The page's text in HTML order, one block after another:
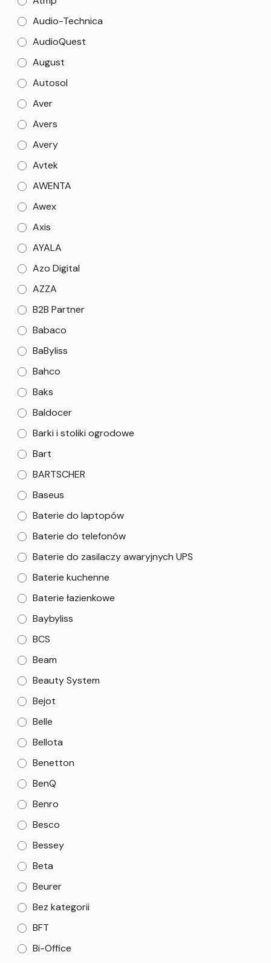
Audio-Technica
AudioQuest
August
Autosol
Aver
Avers
Avery
Avtek
AWENTA
Awex
Axis
AYALA
Azo Digital
AZZA
B2B Partner
Babaco
BaByliss
Bahco
Baks
Baldocer
Barki i stoliki ogrodowe
Bart
BARTSCHER
Baseus
Baterie do laptopów
Baterie do telefonów
Baterie do zasilaczy awaryjnych UPS
Baterie kuchenne
Baterie łazienkowe
Baybyliss
BCS
Beam
Beauty System
Bejot
Belle
Bellota
Benetton
BenQ
Benro
Besco
Bessey
Beta
Beurer
Bez kategorii
BFT
Bi-Office